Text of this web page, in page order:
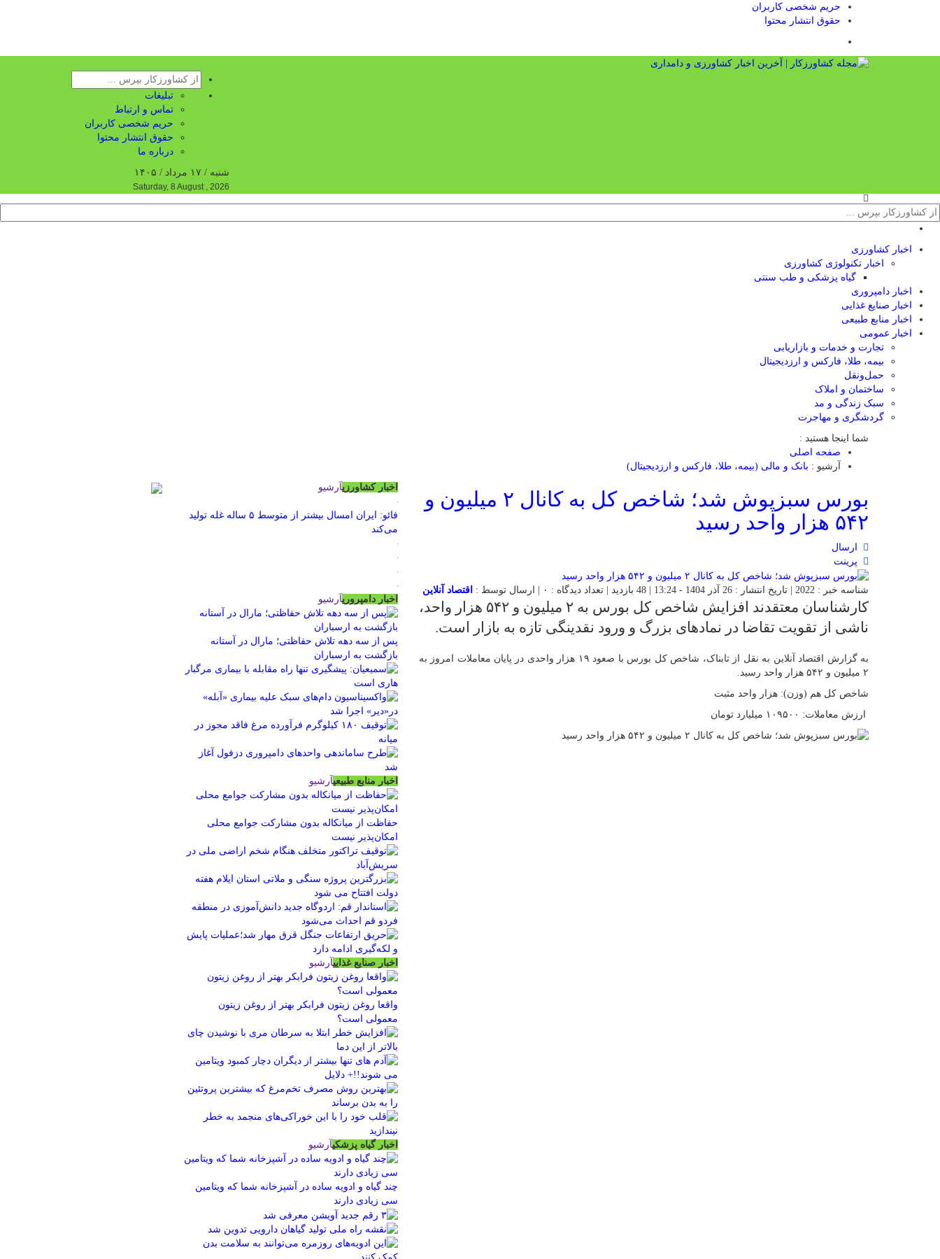
حریم شخصی کاربران
حقوق انتشار محتوا
تبلیغات
تماس و ارتباط
حریم شخصی کاربران
حقوق انتشار محتوا
درباره ما
شنبه / ۱۷ مرداد / ۱۴۰۵
Saturday, 8 August , 2026
اخبار کشاورزی
اخبار تکنولوژی کشاورزی
گیاه پزشکی و طب سنتی
اخبار دامپروری
اخبار صنایع غذایی
اخبار منابع طبیعی
اخبار عمومی
تجارت و خدمات و بازاریابی
بیمه، طلا، فارکس و ارزدیجیتال
حمل‌و‌نقل
ساختمان و املاک
سبک زندگی و مد
گردشگری و مهاجرت
شما اینجا هستید :
صفحه اصلی
آرشیو : بانک و مالی (بیمه، طلا، فارکس و ارزدیجیتال)
بورس سبزپوش شد؛ شاخص کل به کانال ۲ میلیون و
۵۴۲ هزار واحد رسید
ارسال
پرینت
شناسه خبر : 2022 | تاریخ انتشار : 26 آذر 1404 - 13:24 | 48 بازدید | تعداد دیدگاه : ۰ | ارسال توسط : اقتصاد آنلاین
کارشناسان معتقدند افزایش شاخص کل بورس به ۲ میلیون و ۵۴۲ هزار واحد،
ناشی از تقویت تقاضا در نمادهای بزرگ و ورود نقدینگی تازه به بازار است.
به گزارش اقتصاد آنلاین به نقل از تابناک، شاخص کل بورس با صعود ۱۹ هزار واحدی در پایان معاملات امروز به
۲ میلیون و ۵۴۲ هزار واحد رسید.
شاخص کل هم (وزن): هزار واحد مثبت
ارزش معاملات: ۱۰۹۵۰۰ میلیارد تومان
اخبار کشاورزیآرشیو
فائو: ایران امسال بیشتر از متوسط ۵ ساله غله تولید
می‌کند
اخبار دامپروریآرشیو
پس از سه دهه تلاش حفاظتی؛ مارال در آستانه
بازگشت به ارسباران
اخبار منابع طبیعیآرشیو
حفاظت از میانکاله بدون مشارکت جوامع محلی
امکان‌پذیر نیست
اخبار صنایع غذاییآرشیو
واقعا روغن زیتون فرابکر بهتر از روغن زیتون
معمولی است؟
اخبار گیاه پزشکیآرشیو
چند گیاه و ادویه ساده در آشپزخانه شما که ویتامین
سی زیادی دارند